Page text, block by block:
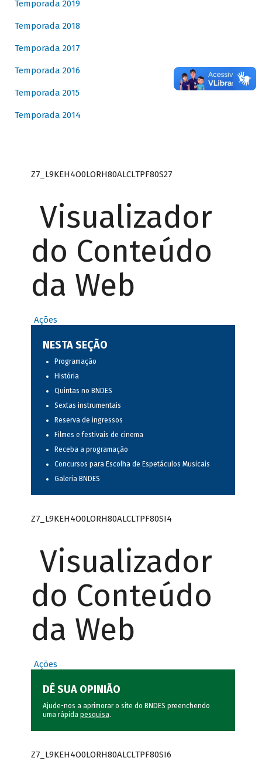
Temporada 2019
Temporada 2018
Temporada 2017
Temporada 2016
Temporada 2015
Temporada 2014
Z7_L9KEH4O0LORH80ALCLTPF80S27
Visualizador
do Conteúdo
da Web
Ações
NESTA SEÇÃO
Programação
História
Quintas no BNDES
Sextas instrumentais
Reserva de ingressos
Filmes e festivais de cinema
Receba a programação
Concursos para Escolha de Espetáculos Musicais
Galeria BNDES
Z7_L9KEH4O0LORH80ALCLTPF80SI4
Visualizador
do Conteúdo
da Web
Ações
DÊ SUA OPINIÃO
Ajude-nos a aprimorar o site do BNDES preenchendo
uma rápida pesquisa.
Z7_L9KEH4O0LORH80ALCLTPF80SI6